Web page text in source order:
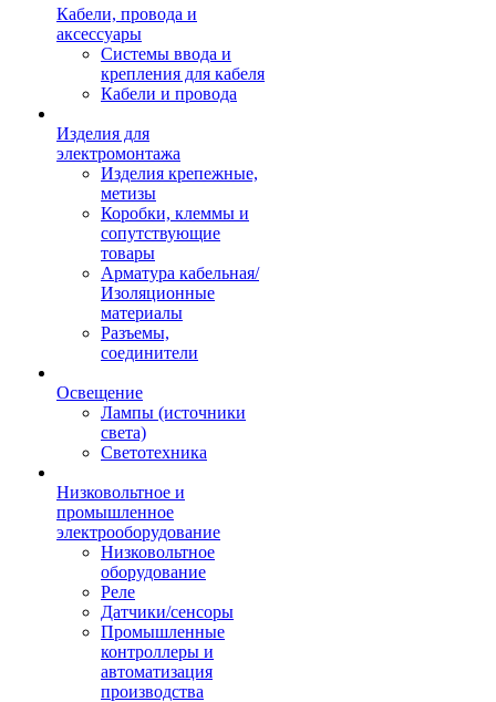
Кабели, провода и
аксессуары
Системы ввода и
крепления для кабеля
Кабели и провода
Изделия для
электромонтажа
Изделия крепежные,
метизы
Коробки, клеммы и
сопутствующие
товары
Арматура кабельная/
Изоляционные
материалы
Разъемы,
соединители
Освещение
Лампы (источники
света)
Светотехника
Низковольтное и
промышленное
электрооборудование
Низковольтное
оборудование
Реле
Датчики/сенсоры
Промышленные
контроллеры и
автоматизация
производства